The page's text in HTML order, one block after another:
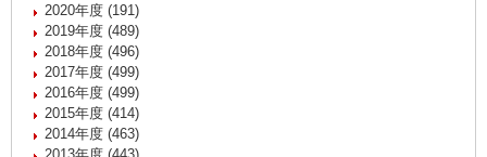
2020年度 (191)
2019年度 (489)
2018年度 (496)
2017年度 (499)
2016年度 (499)
2015年度 (414)
2014年度 (463)